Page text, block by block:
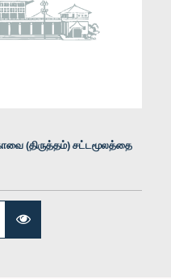
(திருத்தம்) சட்டமூலத்தை